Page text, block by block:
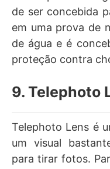
de ser concebida
em uma prova de
de água e é
proteção contra
9. Telephoto
Telephoto Lens é
um visual
para tirar fotos.